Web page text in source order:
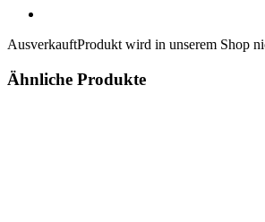
AusverkauftProdukt wird in unserem Shop
Ähnliche Produkte